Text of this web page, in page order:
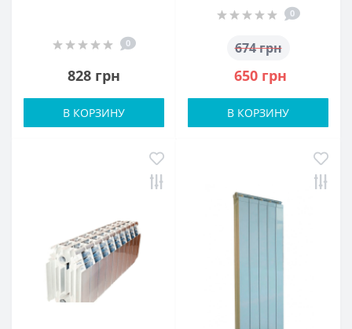
0
828 грн
В КОРЗИНУ
0
674 грн
650 грн
В КОРЗИНУ